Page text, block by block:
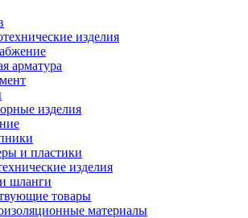
изделия
арматура
изделия
и пластики
изделия
шланги
товары
материалы